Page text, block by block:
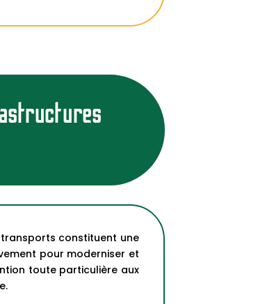
constituent une
pour moderniser et
toute particulière aux